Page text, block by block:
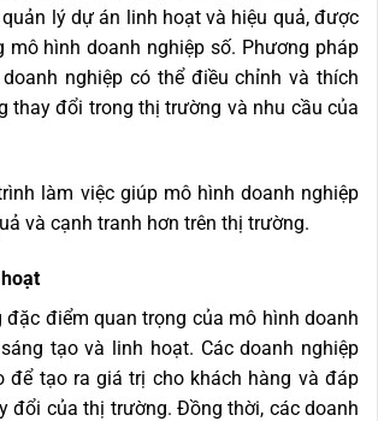
lý dự án linh hoạt và hiệu quả, được
mô hình doanh nghiệp số. Phương pháp
nghiệp có thể điều chỉnh và thích
thay đổi trong thị trường và nhu cầu của
làm việc giúp mô hình doanh nghiệp
và cạnh tranh hơn trên thị trường.
đặc điểm quan trọng của mô hình doanh
tạo và linh hoạt. Các doanh nghiệp
để tạo ra giá trị cho khách hàng và đáp
đổi của thị trường. Đồng thời, các doanh